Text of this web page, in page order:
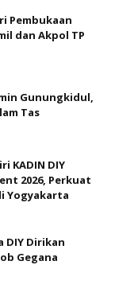
Pembukaan
dan Akpol TP
Gunungkidul,
Tas
KADIN DIY
2026, Perkuat
Yogyakarta
DIY Dirikan
Gegana